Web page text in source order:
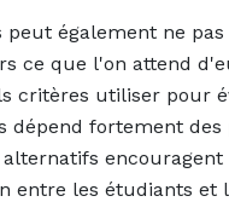
peut également ne
ce que l'on attend
critères utiliser pour
dépend fortement
entre les étudiants et